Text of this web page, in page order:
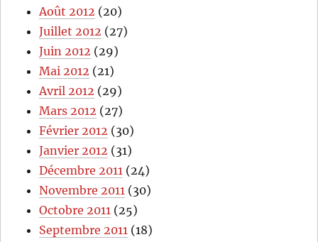
Août 2012 (20)
Juillet 2012 (27)
Juin 2012 (29)
Mai 2012 (21)
Avril 2012 (29)
Mars 2012 (27)
Février 2012 (30)
Janvier 2012 (31)
Décembre 2011 (24)
Novembre 2011 (30)
Octobre 2011 (25)
Septembre 2011 (18)